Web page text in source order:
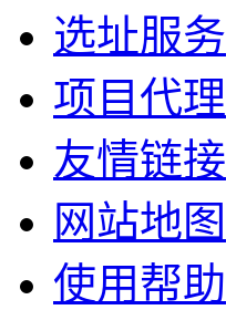
选址服务
项目代理
友情链接
网站地图
使用帮助